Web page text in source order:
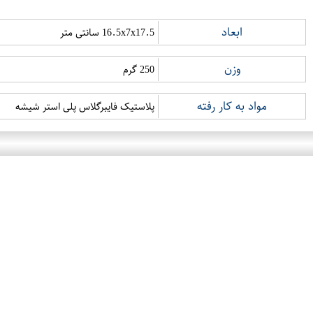
ابعاد 16.5x7x17.5 سانتی متر
وزن 250 گرم
مواد به کار رفته پلاستیک فایبرگلاس پلی استر شیشه